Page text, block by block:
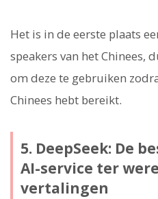
Het is in de eerste plaats
speakers van het Chinees,
om deze te gebruiken
Chinees hebt bereikt.
5. DeepSeek: De
AI-service ter
vertalingen